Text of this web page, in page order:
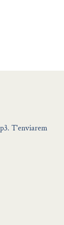
T'enviarem